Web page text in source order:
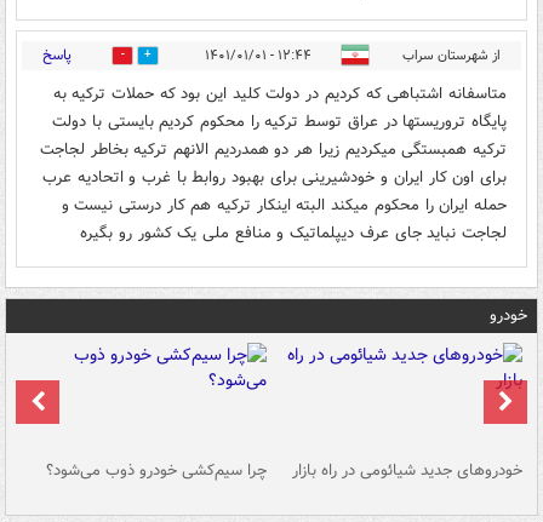
از شهرستان سراب ۱۲:۴۴ - ۱۴۰۱/۰۱/۰۱ 0 پاسخ
متاسفانه اشتباهی که کردیم در دولت کلید این بود که حملات ترکیه به
پایگاه تروریستها در عراق توسط ترکیه را محکوم کردیم بایستی با دولت
ترکیه همبستگی میکردیم زیرا هر دو همدردیم الانهم ترکیه بخاطر لجاجت
برای اون کار ایران و خودشیرینی برای بهبود روابط با غرب و اتحادیه عرب
حمله ایران را محکوم میکند البته اینکار ترکیه هم کار درستی نیست و
لجاجت نباید جای عرف دیپلماتیک و منافع ملی یک کشور رو بگیره
خودرو
خودروهای جدید شیائومی در راه بازار چرا سیم‌کشی خودرو ذوب می‌شود؟